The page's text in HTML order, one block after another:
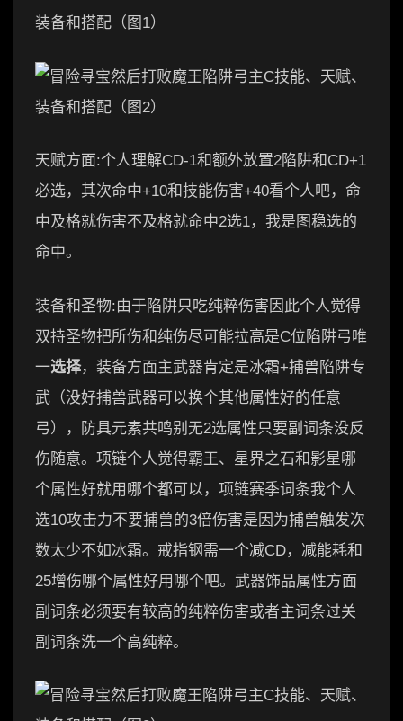
天赋方面:个人理解CD-1和额外放置2陷阱和CD+1
必选，其次命中+10和技能伤害+40看个人吧，命
中及格就伤害不及格就命中2选1，我是图稳选的
命中。
装备和圣物:由于陷阱只吃纯粹伤害因此个人觉得
双持圣物把所伤和纯伤尽可能拉高是C位陷阱弓唯
一选择，装备方面主武器肯定是冰霜+捕兽陷阱专
武（没好捕兽武器可以换个其他属性好的任意
弓），防具元素共鸣别无2选属性只要副词条没反
伤随意。项链个人觉得霸王、星界之石和影星哪
个属性好就用哪个都可以，项链赛季词条我个人
选10攻击力不要捕兽的3倍伤害是因为捕兽触发次
数太少不如冰霜。戒指钢需一个减CD，减能耗和
25增伤哪个属性好用哪个吧。武器饰品属性方面
副词条必须要有较高的纯粹伤害或者主词条过关
副词条洗一个高纯粹。